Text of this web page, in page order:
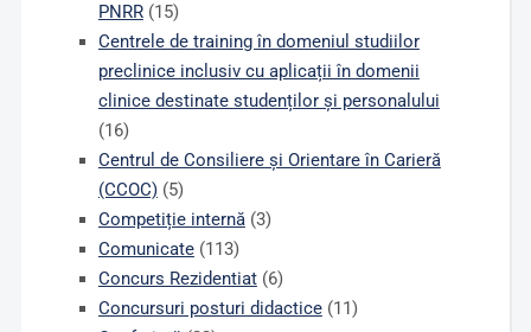
PNRR(15)
Centrele de training în domeniul studiilor
preclinice inclusiv cu aplicații în domenii
clinice destinate studenților și personalului
(16)
Centrul de Consiliere și Orientare în Carieră
(CCOC)(5)
Competiție internă(3)
Comunicate(113)
Concurs Rezidentiat(6)
Concursuri posturi didactice(11)